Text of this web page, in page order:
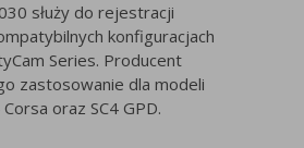
służy do rejestracji
konfiguracjach
Series. Producent
zastosowanie dla modeli
Corsa oraz SC4 GPD.